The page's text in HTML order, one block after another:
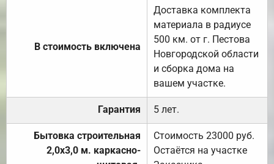
В стоимость включена
Доставка комплекта
материала в радиусе
500 км. от г. Пестова
Новгородской области
и сборка дома на
вашем участке.
Гарантия 5 лет.
Бытовка строительная
2,0х3,0 м. каркасно-
Стоимость 23000 руб.
Остаётся на участке